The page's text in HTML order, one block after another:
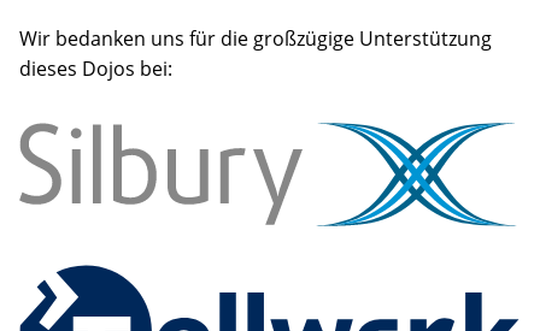
Wir bedanken uns für die großzügige Unterstützung
dieses Dojos bei: